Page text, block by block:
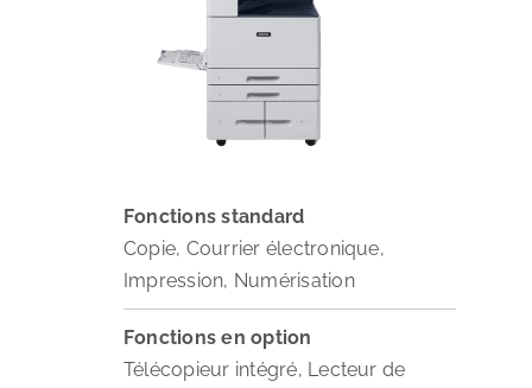
Fonctions standard
Copie, Courrier électronique,
Impression, Numérisation
Fonctions en option
Télécopieur intégré, Lecteur de